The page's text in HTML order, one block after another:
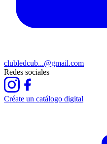
clubledcub...@gmail.com
Redes sociales
Créate un catálogo digital